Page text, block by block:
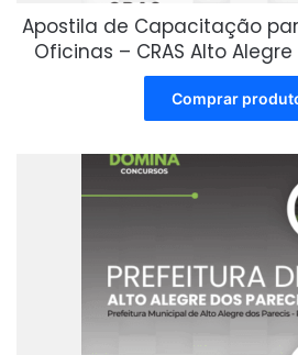
Apostila de Capacitação
Oficinas – CRAS Alto
Comprar